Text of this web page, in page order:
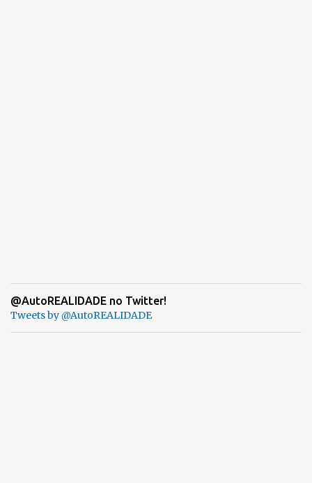
@AutoREALIDADE no Twitter!
Tweets by @AutoREALIDADE